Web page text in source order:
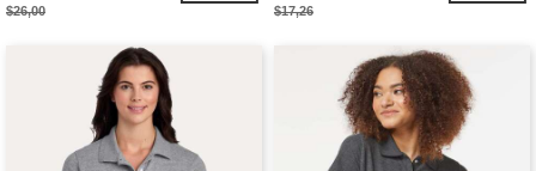
$26,00 $17,26